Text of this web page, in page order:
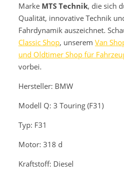
Marke MTS Technik, die sich
Qualität, innovative Technik
Fahrdynamik auszeichnet.
Classic Shop, unserem Van
und Oldtimer Shop für
vorbei.
Hersteller: BMW
Modell Q: 3 Touring (F31)
Typ: F31
Motor: 318 d
Kraftstoff: Diesel